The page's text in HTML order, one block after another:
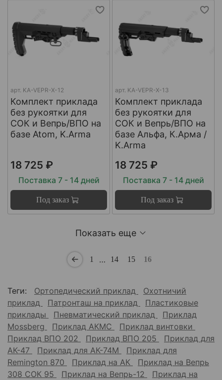
арт. KA-VEPR-X-12
Комплект приклада
без рукоятки для
СОК и Вепрь/ВПО на
базе Atom, K.Arma
18 725 ₽
Поставка 7 - 14 дней
Под заказ
арт. KA-VEPR-X-13
Комплект приклада
без рукоятки для
СОК и Вепрь/ВПО на
базе Альфа, К.Арма /
K.Arma
18 725 ₽
Поставка 7 - 14 дней
Под заказ
Показать еще
1 … 14 15 16
Теги: Ортопедический приклад
Охотничий
приклад
Патронташ на приклад
Пластиковые
приклады
Пневматический приклад
Приклад
Mossberg
Приклад АКМС
Приклад винтовки
Приклад ВПО 202
Приклад ВПО 205
Приклад для
АК-47
Приклад для АК-74М
Приклад для
Remington 870
Приклад на АК
Приклад на Вепрь
308 СОК 95
Приклад на Вепрь-12
Приклад на